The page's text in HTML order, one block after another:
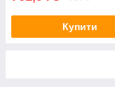
Купити